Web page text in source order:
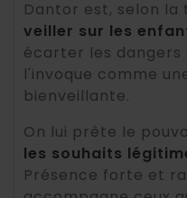
Dantor est, selon
veiller sur les
écarter les dangers
l'invoque comme
bienveillante.
On lui prête le
les souhaits
Présence forte et